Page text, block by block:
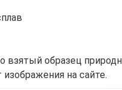
взятый образец
изображения на сайте.